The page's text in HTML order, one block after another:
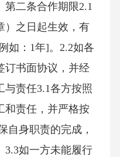
第二条合作期限2.1
）之日起生效，有
如：1年]。2.2如各
订书面协议，并经
责任3.1各方按照
和责任，并严格按
自身职责的完成，
3.3如一方未能履行